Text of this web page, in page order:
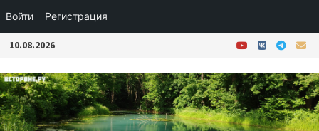
Войти Регистрация
Перейти
содержимому
10.08.2026